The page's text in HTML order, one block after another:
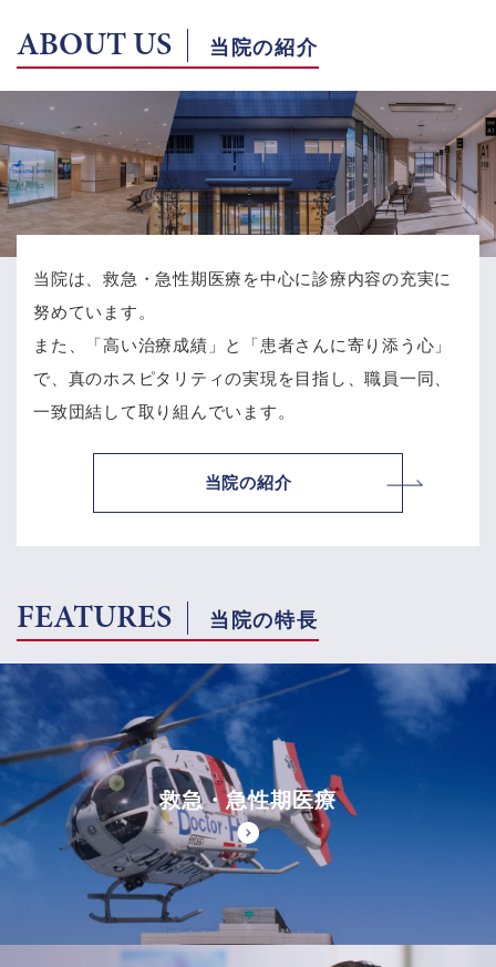
ABOUT US 当院の紹介
当院は、救急・急性期医療を中心に診療内容の充実に
努めています。
また、「高い治療成績」と「患者さんに寄り添う心」
で、 真のホスピタリティの実現を目指し、職員一同、
一致団結して取り組んでいます。
当院の紹介
FEATURES 当院の特長
救急・急性期医療